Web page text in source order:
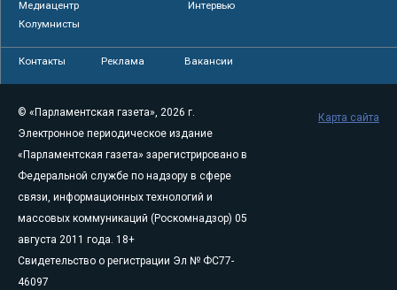
Медиацентр
Интервью
Колумнисты
Контакты Реклама Вакансии
© «Парламентская газета», 2026 г.
Электронное периодическое издание
«Парламентская газета» зарегистрировано в
Федеральной службе по надзору в сфере
связи, информационных технологий и
массовых коммуникаций (Роскомнадзор) 05
августа 2011 года. 18+
Свидетельство о регистрации Эл № ФС77-
46097
Карта сайта